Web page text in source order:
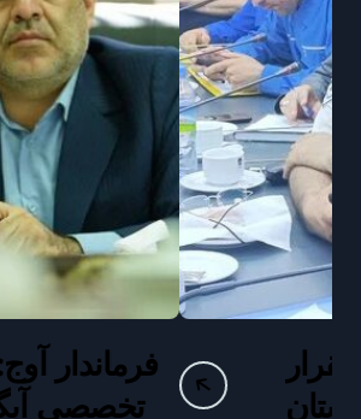
فرماندار آوج: تکمیل
تخصصی آبگرم نقش